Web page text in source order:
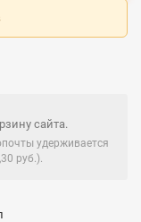
сайта.
удерживается
руб.).